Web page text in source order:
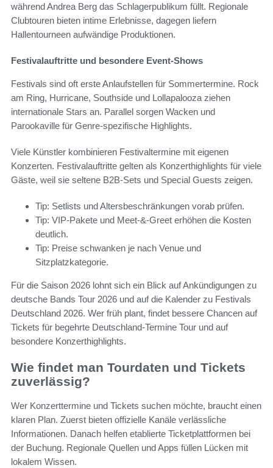
während Andrea Berg das Schlagerpublikum füllt. Regionale
Clubtouren bieten intime Erlebnisse, dagegen liefern
Hallentourneen aufwändige Produktionen.
Festivalauftritte und besondere Event-Shows
Festivals sind oft erste Anlaufstellen für Sommertermine. Rock
am Ring, Hurricane, Southside und Lollapalooza ziehen
internationale Stars an. Parallel sorgen Wacken und
Parookaville für Genre-spezifische Highlights.
Viele Künstler kombinieren Festivaltermine mit eigenen
Konzerten. Festivalauftritte gelten als Konzerthighlights für viele
Gäste, weil sie seltene B2B-Sets und Special Guests zeigen.
Tip: Setlists und Altersbeschränkungen vorab prüfen.
Tip: VIP-Pakete und Meet-&-Greet erhöhen die Kosten
deutlich.
Tip: Preise schwanken je nach Venue und
Sitzplatzkategorie.
Für die Saison 2026 lohnt sich ein Blick auf Ankündigungen zu
deutsche Bands Tour 2026 und auf die Kalender zu Festivals
Deutschland 2026. Wer früh plant, findet bessere Chancen auf
Tickets für begehrte Deutschland-Termine Tour und auf
besondere Konzerthighlights.
Wie findet man Tourdaten und Tickets
zuverlässig?
Wer Konzerttermine und Tickets suchen möchte, braucht einen
klaren Plan. Zuerst bieten offizielle Kanäle verlässliche
Informationen. Danach helfen etablierte Ticketplattformen bei
der Buchung. Regionale Quellen und Apps füllen Lücken mit
lokalem Wissen.